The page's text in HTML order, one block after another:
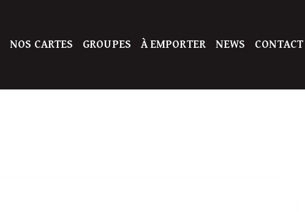
NOS CARTES GROUPES À EMPORTER NEWS CONTACT